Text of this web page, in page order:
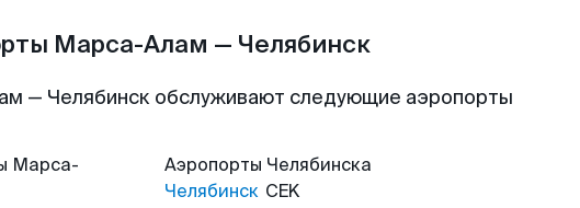
Марса-Алам — Челябинск
— Челябинск обслуживают следующие аэропорты
Марса-
Аэропорты Челябинска
Челябинск CEK